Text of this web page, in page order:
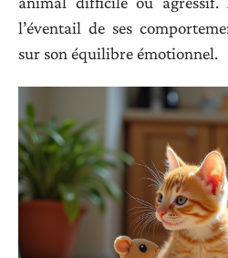
l’éventail de ses
sur son équilibre émotionnel.